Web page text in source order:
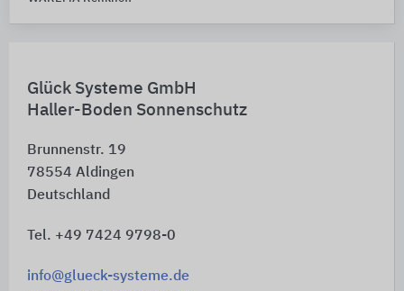
Glück Systeme GmbH
Haller-Boden Sonnenschutz
Brunnenstr. 19
78554 Aldingen
Deutschland
Tel. +49 7424 9798-0
info@glueck-systeme.de